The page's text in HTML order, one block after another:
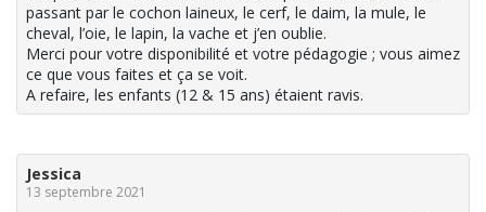
passant par le cochon laineux, le cerf, le daim, la mule, le
cheval, l’oie, le lapin, la vache et j’en oublie.
Merci pour votre disponibilité et votre pédagogie ; vous aimez
ce que vous faites et ça se voit.
A refaire, les enfants (12 & 15 ans) étaient ravis.
Jessica
13 septembre 2021